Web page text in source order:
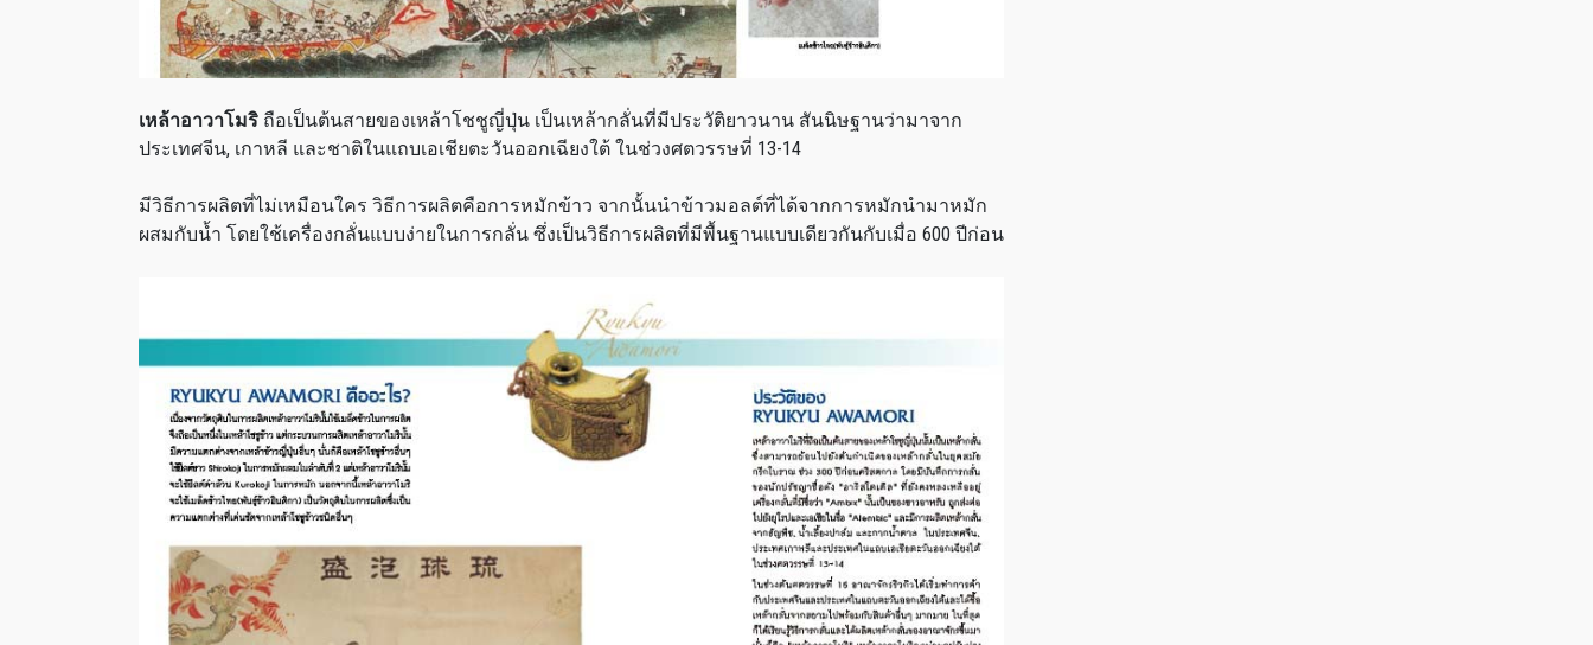
เหล้าอาวาโมริ ถือเป็นต้นสายของเหล้าโชชูญี่ปุ่น เป็นเหล้ากลั่นที่มีประวัติยาวนาน สันนิษฐานว่ามาจาก
ประเทศจีน, เกาหลี และชาติในแถบเอเชียตะวันออกเฉียงใต้ ในช่วงศตวรรษที่ 13-14
มีวิธีการผลิตที่ไม่เหมือนใคร วิธีการผลิตคือการหมักข้าว จากนั้นนำข้าวมอลต์ที่ได้จากการหมักนำมาหมัก
ผสมกับน้ำ โดยใช้เครื่องกลั่นแบบง่ายในการกลั่น ซึ่งเป็นวิธีการผลิตที่มีพื้นฐานแบบเดียวกันกับเมื่อ 600 ปีก่อน